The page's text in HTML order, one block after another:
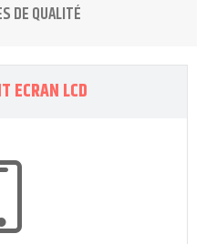
DE QUALITÉ
ECRAN LCD